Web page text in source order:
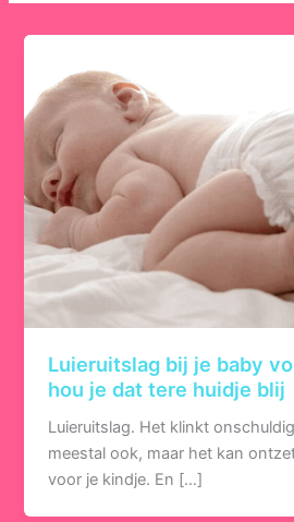
Luieruitslag bij je baby
hou je dat tere huidje blij
Luieruitslag. Het klinkt
meestal ook, maar het kan
voor je kindje. En […]